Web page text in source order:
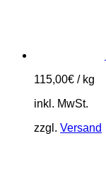
115,00€ / kg
inkl. MwSt.
zzgl. Versand